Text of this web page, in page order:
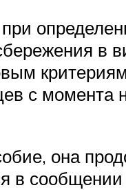
в
с момента
она
в